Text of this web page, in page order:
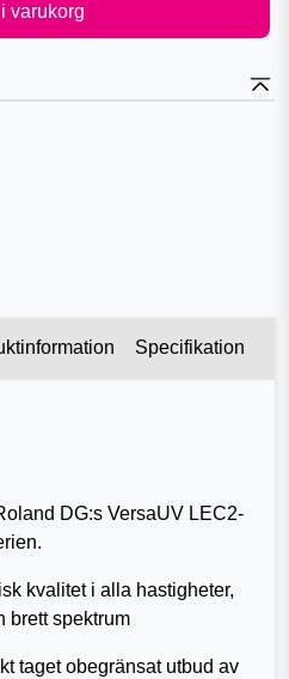
varukorg
Specifikation
DG:s VersaUV LEC2-
kvalitet i alla hastigheter,
brett spektrum
taget obegränsat utbud av